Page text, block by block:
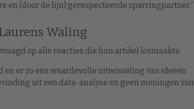
en (door de lijn) gerespecteerde sparringpartner.”
Waling
op alle reacties die hun artikel losmaakte.
en er zo een waardevolle uitwisseling van ideeën
uit een data-analyse en geen meningen van